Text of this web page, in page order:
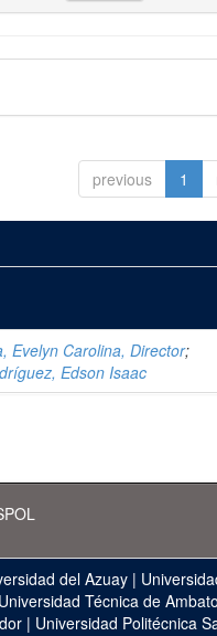
previous 1
Evelyn Carolina, Director;
Edson Isaac
del Azuay |
Universidad Técnica de Ambato
| Universidad Politécnica